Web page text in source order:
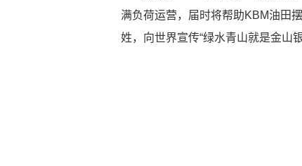
满负荷运营，届时将帮助KBM油田
姓，向世界宣传“绿水青山就是金山